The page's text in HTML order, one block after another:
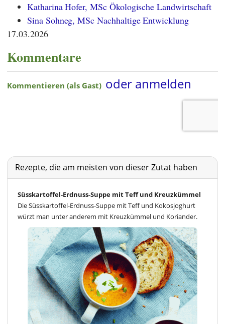
Katharina Hofer, MSc Ökologische Landwirtschaft
Sina Sohneg, MSc Nachhaltige Entwicklung
17.03.2026
Kommentare
Rezepte, die am meisten von dieser Zutat haben
Süsskartoffel-Erdnuss-Suppe mit Teff und Kreuzkümmel
Die Süsskartoffel-Erdnuss-Suppe mit Teff und Kokosjoghurt
würzt man unter anderem mit Kreuzkümmel und Koriander.